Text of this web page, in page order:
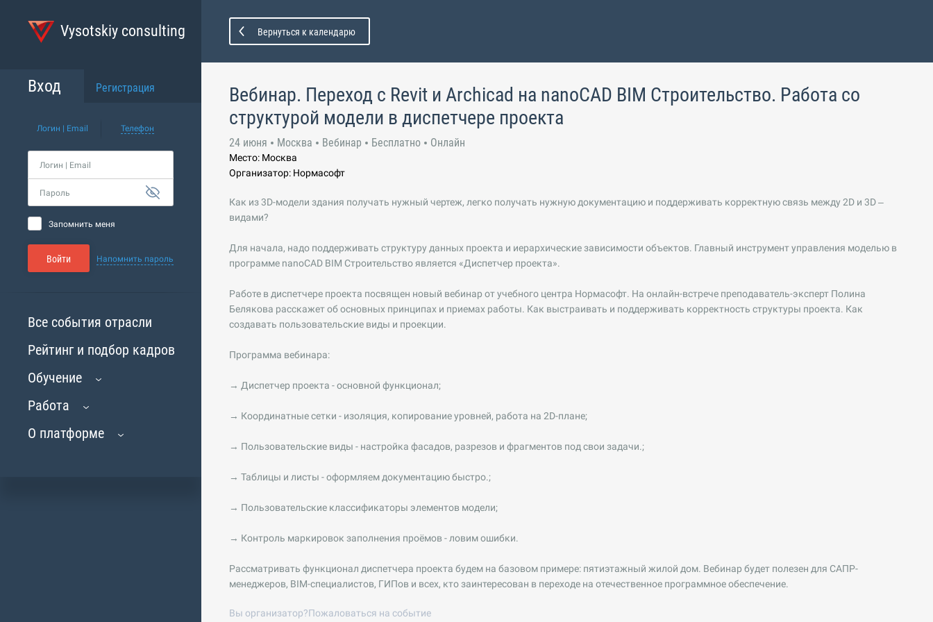
Vysotskiy consulting
Вход Регистрация
Логин | Email Телефон
Логин | Email
Пароль
Запомнить меня
Войти Напомнить пароль
Все события отрасли
Рейтинг и подбор кадров
Обучение
Работа
О платформе
Вернуться к календарю
Вебинар. Переход с Revit и Archicad на nanoCAD BIM Строительство. Работа со
структурой модели в диспетчере проекта
24 июня Москва Вебинар Бесплатно Онлайн
Место: Москва
Организатор: Нормасофт
Как из 3D-модели здания получать нужный чертеж, легко получать нужную документацию и поддерживать корректную связь между 2D и 3D –
видами?
Для начала, надо поддерживать структуру данных проекта и иерархические зависимости объектов. Главный инструмент управления моделью в
программе nanoCAD BIM Строительство является «Диспетчер проекта».
Работе в диспетчере проекта посвящен новый вебинар от учебного центра Нормасофт. На онлайн-встрече преподаватель-эксперт Полина
Белякова расскажет об основных принципах и приемах работы. Как выстраивать и поддерживать корректность структуры проекта. Как
создавать пользовательские виды и проекции.
Программа вебинара:
→ Диспетчер проекта - основной функционал;
→ Координатные сетки - изоляция, копирование уровней, работа на 2D-плане;
→ Пользовательские виды - настройка фасадов, разрезов и фрагментов под свои задачи.;
→ Таблицы и листы - оформляем документацию быстро.;
→ Пользовательские классификаторы элементов модели;
→ Контроль маркировок заполнения проёмов - ловим ошибки.
Рассматривать функционал диспетчера проекта будем на базовом примере: пятиэтажный жилой дом. Вебинар будет полезен для САПР-
менеджеров, BIM-специалистов, ГИПов и всех, кто заинтересован в переходе на отечественное программное обеспечение.
Вы организатор?Пожаловаться на событие